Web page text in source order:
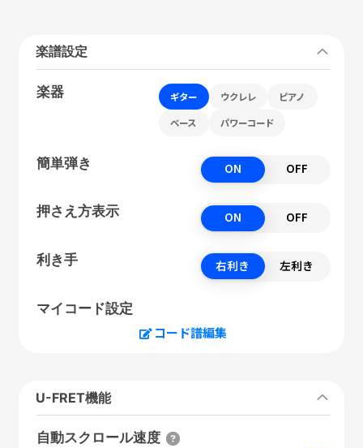
楽譜設定
楽器 ギター ウクレレ ピアノ
ベース パワーコード
簡単弾き ON OFF
押さえ方表示 ON OFF
利き手 右利き 左利き
マイコード設定
コード譜編集
U-FRET機能
自動スクロール速度